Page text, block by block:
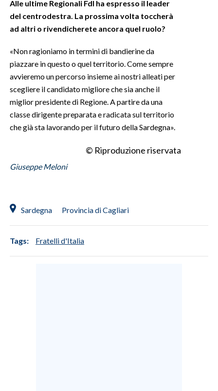
Alle ultime Regionali FdI ha espresso il leader
del centrodestra. La prossima volta toccherà
ad altri o rivendicherete ancora quel ruolo?
«Non ragioniamo in termini di bandierine da
piazzare in questo o quel territorio. Come sempre
avvieremo un percorso insieme ai nostri alleati per
scegliere il candidato migliore che sia anche il
miglior presidente di Regione. A partire da una
classe dirigente preparata e radicata sul territorio
che già sta lavorando per il futuro della Sardegna».
© Riproduzione riservata
Giuseppe Meloni
Sardegna Provincia di Cagliari
Tags: Fratelli d'Italia